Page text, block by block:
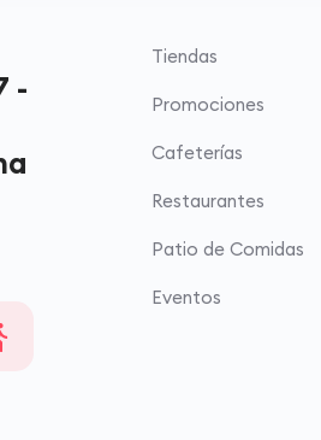
-
Tiendas
Promociones
Cafeterías
Restaurantes
Patio de Comidas
Eventos